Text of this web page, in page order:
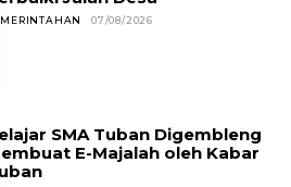
07/08/2026
SMA Tuban Digembleng
E-Majalah oleh Kabar